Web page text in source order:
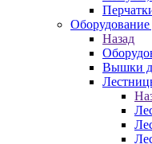
Оборудование
Назад
Вышки